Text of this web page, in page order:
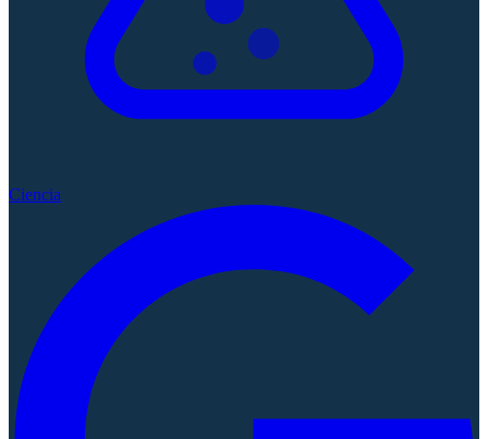
Ciencia